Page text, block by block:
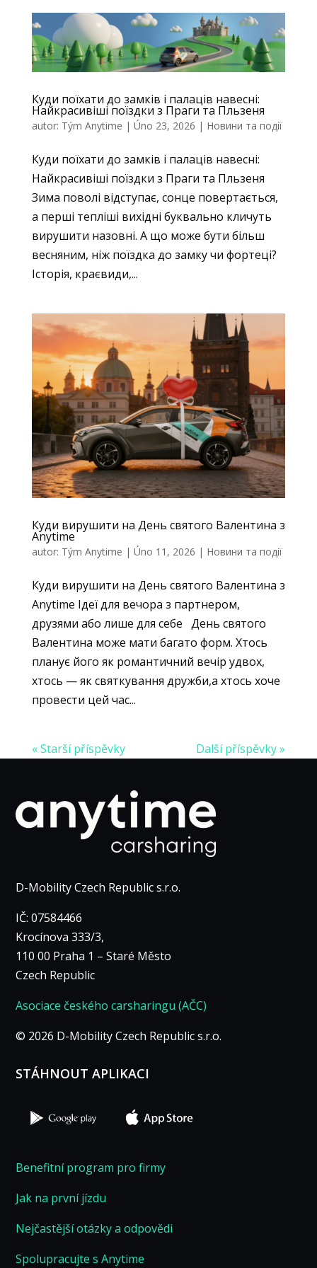
Куди поїхати до замків і палаців навесні:
Найкрасивіші поїздки з Праги та Пльзеня
autor: Tým Anytime | Úno 23, 2026 | Новини та події
Куди поїхати до замків і палаців навесні:
Найкрасивіші поїздки з Праги та Пльзеня
Зима поволі відступає, сонце повертається,
а перші тепліші вихідні буквально кличуть
вирушити назовні. А що може бути більш
весняним, ніж поїздка до замку чи фортеці?
Історія, краєвиди,...
Куди вирушити на День святого Валентина з
Anytime
autor: Tým Anytime | Úno 11, 2026 | Новини та події
Куди вирушити на День святого Валентина з
Anytime Ідеї для вечора з партнером,
друзями або лише для себе День святого
Валентина може мати багато форм. Хтось
планує його як романтичний вечір удвох,
хтось — як святкування дружби,а хтось хоче
провести цей час...
« Starší příspěvky Další příspěvky »
D-Mobility Czech Republic s.r.o.
IČ: 07584466
Krocínova 333/3,
110 00 Praha 1 – Staré Město
Czech Republic
Asociace českého carsharingu (AČC)
© 2026 D-Mobility Czech Republic s.r.o.
STÁHNOUT APLIKACI
Benefitní program pro firmy
Jak na první jízdu
Nejčastější otázky a odpovědi
Spolupracujte s Anytime
webu zmizí.
Marketing
zájmů a chování
při návštěvě našich
stránek zvyšujete
personalizovaného
obsahu a nabídek.